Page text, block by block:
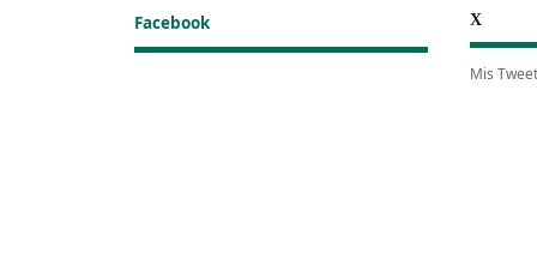
Facebook X
Mis